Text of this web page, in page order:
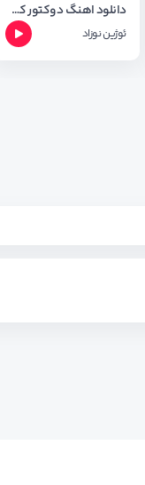
دانلود اهنگ دوکتور کوا چاره از ئوژین نوزاد + متن و شعر
ئوژین نوزاد